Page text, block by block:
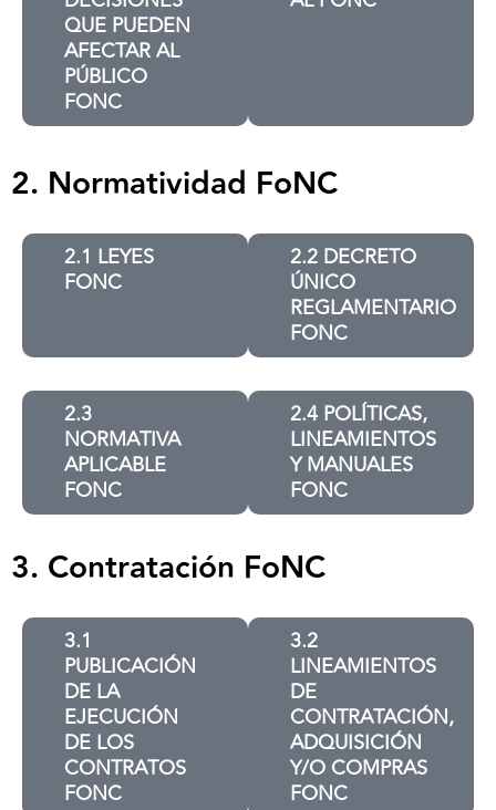
QUE PUEDEN
AFECTAR AL
PÚBLICO
FONC
2. Normatividad FoNC
2.1 LEYES
FONC
2.2 DECRETO
ÚNICO
REGLAMENTARIO
FONC
2.3
NORMATIVA
APLICABLE
FONC
2.4 POLÍTICAS,
LINEAMIENTOS
Y MANUALES
FONC
3. Contratación FoNC
3.1
PUBLICACIÓN
DE LA
EJECUCIÓN
DE LOS
CONTRATOS
FONC
3.2
LINEAMIENTOS
DE
CONTRATACIÓN,
ADQUISICIÓN
Y/O COMPRAS
FONC